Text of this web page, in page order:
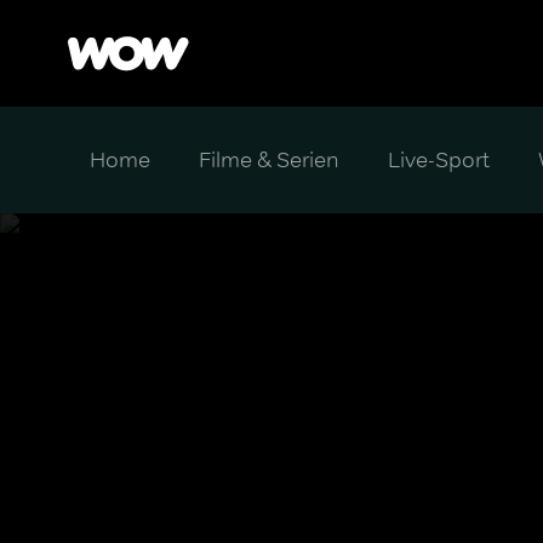
Home Filme & Serien Live-Sport